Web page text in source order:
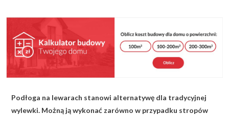
KALKULATOR BUDOWY
BLOG
O NAS
KONAKT
ZAPISZ SIĘ
Podłoga na lewarach stanowi alternatywę dla tradycyjnej
wylewki. Możną ją wykonać zarówno w przypadku stropów